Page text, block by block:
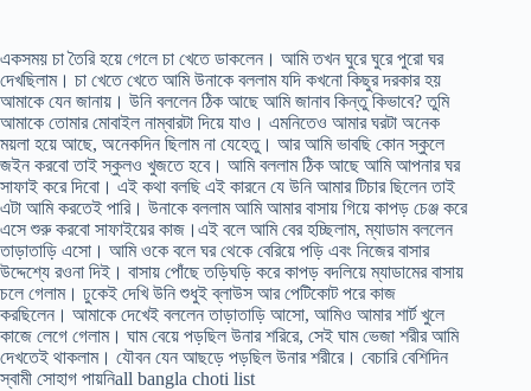
একসময় চা তৈরি হয়ে গেলে চা খেতে ডাকলেন। আমি তখন ঘুরে ঘুরে পুরো ঘর
দেখছিলাম। চা খেতে খেতে আমি উনাকে বললাম যদি কখনো কিছুর দরকার হয়
আমাকে যেন জানায়। উনি বললেন ঠিক আছে আমি জানাব কিন্তু কিভাবে? তুমি
আমাকে তোমার মোবাইল নাম্বারটা দিয়ে যাও। এমনিতেও আমার ঘরটা অনেক
ময়লা হয়ে আছে, অনেকদিন ছিলাম না যেহেতু। আর আমি ভাবছি কোন স্কুলে
জইন করবো তাই স্কুলও খুজতে হবে। আমি বললাম ঠিক আছে আমি আপনার ঘর
সাফাই করে দিবো। এই কথা বলছি এই কারনে যে উনি আমার টিচার ছিলেন তাই
এটা আমি করতেই পারি। উনাকে বললাম আমি আমার বাসায় গিয়ে কাপড় চেঞ্জ করে
এসে শুরু করবো সাফাইয়ের কাজ।এই বলে আমি বের হচ্ছিলাম, ম্যাডাম বললেন
তাড়াতাড়ি এসো। আমি ওকে বলে ঘর থেকে বেরিয়ে পড়ি এবং নিজের বাসার
উদ্দেশ্যে রওনা দিই। বাসায় পোঁছে তড়িঘড়ি করে কাপড় বদলিয়ে ম্যাডামের বাসায়
চলে গেলাম। ঢুকেই দেখি উনি শুধুই ব্লাউস আর পেটিকোট পরে কাজ
করছিলেন। আমাকে দেখেই বললেন তাড়াতাড়ি আসো, আমিও আমার শার্ট খুলে
কাজে লেগে গেলাম। ঘাম বেয়ে পড়ছিল উনার শরিরে, সেই ঘাম ভেজা শরীর আমি
দেখতেই থাকলাম। যৌবন যেন আছড়ে পড়ছিল উনার শরীরে। বেচারি বেশিদিন
স্বামী সোহাগ পায়নিall bangla choti list